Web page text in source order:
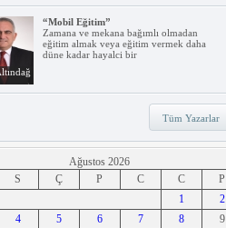
“Mobil Eğitim”
Zamana ve mekana bağımlı olmadan
eğitim almak veya eğitim vermek daha
düne kadar hayalci bir
“Teknoloji, Hızlı Tren ve İrem…”
Belki dikkatinizi çekmiştir. Türkiye’nin ilk
hızlı treni Ankara – Eskişehir
“Ne Duruyorsunuz, Dijitalleşsenize!”
Arabanız kendi kendine park ederken, siz
apartmanınıza giriyor ve evinizin kapısını
Tüm Yazarlar
Ağustos 2026
S Ç P C C
P
1
2
4 5 6 7 8
9